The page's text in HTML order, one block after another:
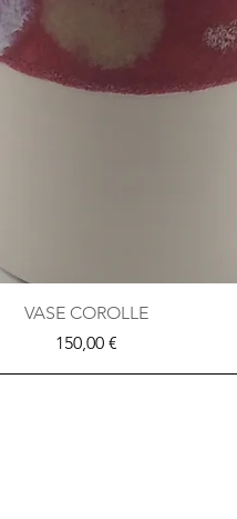
Aperçu rapide
VASE COROLLE
Prix
150,00 €